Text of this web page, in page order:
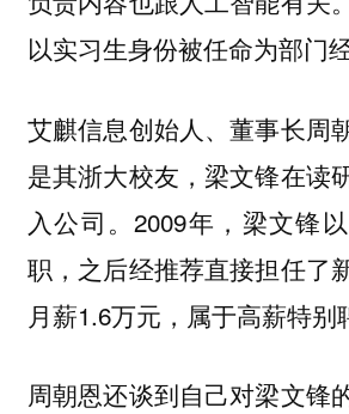
以实习生身份被任命为部门经
艾麒信息创始人、董事长周
是其浙大校友，梁文锋在读
入公司。2009年，梁文锋
职，之后经推荐直接担任了
月薪1.6万元，属于高薪特别
周朝恩还谈到自己对梁文锋